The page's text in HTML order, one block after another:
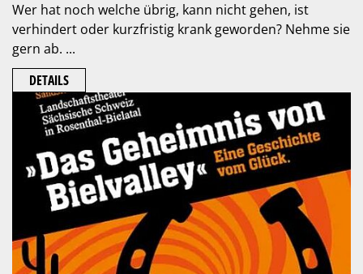
Wer hat noch welche übrig, kann nicht gehen, ist
verhindert oder kurzfristig krank geworden? Nehme sie
gern ab. ...
DETAILS